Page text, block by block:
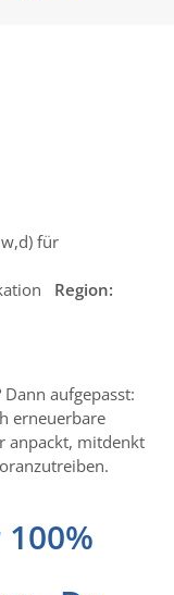
für
Region:
aufgepasst:
erneuerbare
anpackt, mitdenkt